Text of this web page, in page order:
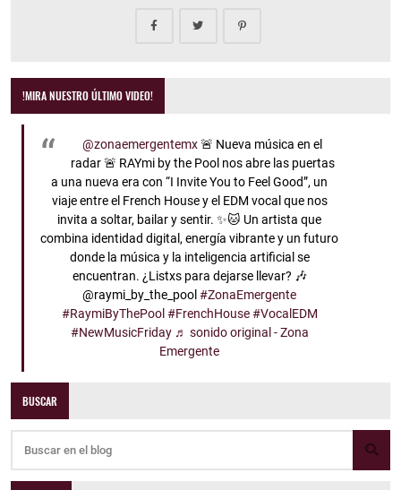
!MIRA NUESTRO ÚLTIMO VIDEO!
@zonaemergentemx🚨 Nueva música en el
radar 🚨 RAYmi by the Pool nos abre las puertas
a una nueva era con “I Invite You to Feel Good”, un
viaje entre el French House y el EDM vocal que nos
invita a soltar, bailar y sentir. ✨🐱 Un artista que
combina identidad digital, energía vibrante y un futuro
donde la música y la inteligencia artificial se
encuentran. ¿Listxs para dejarse llevar? 🎶
@raymi_by_the_pool#ZonaEmergente
#RaymiByThePool #FrenchHouse #VocalEDM
#NewMusicFriday ♬ sonido original - Zona
Emergente
BUSCAR